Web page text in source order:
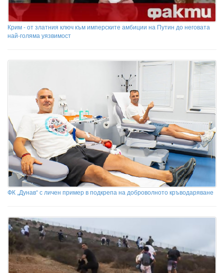
Крим - от златния ключ към имперските амбиции на Путин до неговата
най-голяма уязвимост
ФК „Дунав“ с личен пример в подкрепа на доброволното кръводаряване